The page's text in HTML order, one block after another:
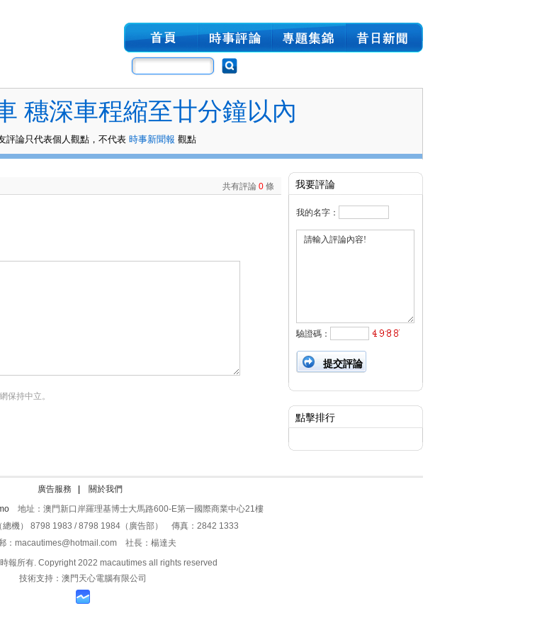
穗深車程縮至廿分鐘以內
評論只代表個人觀點，不代表 時事新聞報 觀點
共有評論 0 條
保持中立。
我要評論
我的名字：
驗證碼：
點擊排行
廣告服務
關於我們
地址：澳門新口岸羅理基博士大馬路600-E第一國際商業中心21樓
總機） 8798 1983 / 8798 1984（廣告部） 傳真：2842 1333
：macautimes@hotmail.com 社長：楊達夫
報所有. Copyright 2022 macautimes all rights reserved
技術支持：澳門天心電腦有限公司